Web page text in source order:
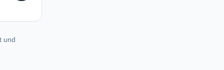
und